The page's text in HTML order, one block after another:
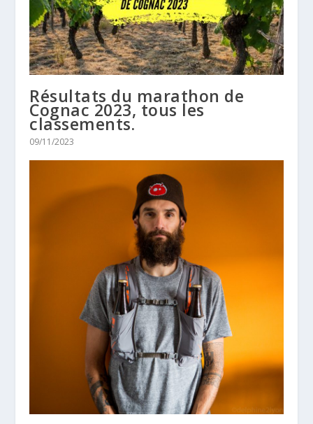
Résultats du marathon de
Cognac 2023, tous les
classements.
09/11/2023